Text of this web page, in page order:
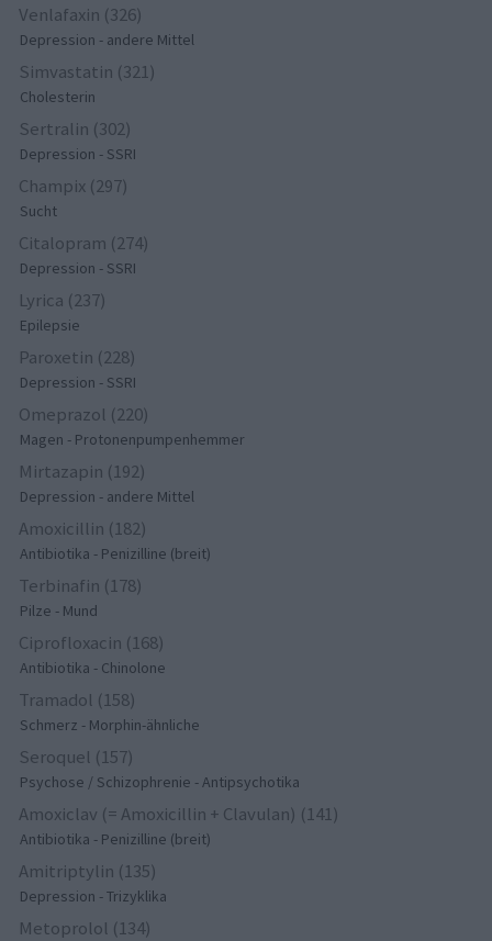
Venlafaxin (326)
Depression - andere Mittel
Simvastatin (321)
Cholesterin
Sertralin (302)
Depression - SSRI
Champix (297)
Sucht
Citalopram (274)
Depression - SSRI
Lyrica (237)
Epilepsie
Paroxetin (228)
Depression - SSRI
Omeprazol (220)
Magen - Protonenpumpenhemmer
Mirtazapin (192)
Depression - andere Mittel
Amoxicillin (182)
Antibiotika - Penizilline (breit)
Terbinafin (178)
Pilze - Mund
Ciprofloxacin (168)
Antibiotika - Chinolone
Tramadol (158)
Schmerz - Morphin-ähnliche
Seroquel (157)
Psychose / Schizophrenie - Antipsychotika
Amoxiclav (= Amoxicillin + Clavulan) (141)
Antibiotika - Penizilline (breit)
Amitriptylin (135)
Depression - Trizyklika
Metoprolol (134)